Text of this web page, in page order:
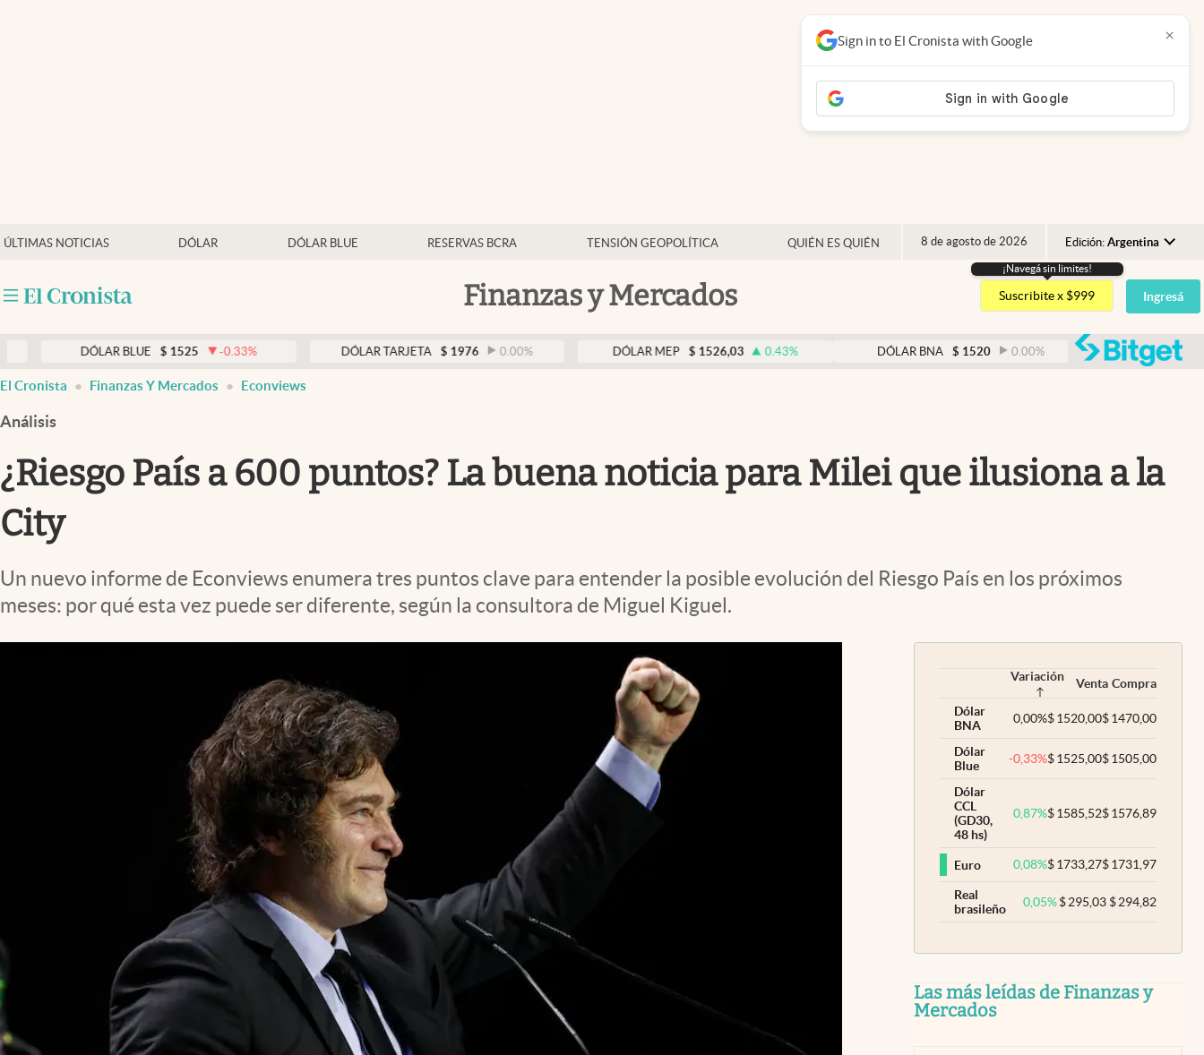
ÚLTIMAS NOTICIAS DÓLAR DÓLAR BLUE RESERVAS BCRA TENSIÓN GEOPOLÍTICA QUIÉN ES QUIÉN 8 de agosto de 2026 Edición: Argentina
Argentina
España
USA
Finanzas y Mercados
Mercados Online
Otras secciones
Clima
Mundial 2026
Eventos Corporativos
El Cronista Studio
Mediakit
¡Navegá sin limites!
Suscribite x $999 Ingresá
DÓLAR BLUE $ 1525 -0.33 % DÓLAR TARJETA $ 1976 0.00 % DÓLAR MEP $ 1526,03 0.43 % DÓLAR BNA $ 1520 0.00 % DÓLAR BLUE $
Sign in to El Cronista with Google ×
El Cronista Finanzas Y Mercados Econviews
Análisis
¿Riesgo País a 600 puntos? La buena noticia para Milei que ilusiona a la
City
Un nuevo informe de Econviews enumera tres puntos clave para entender la posible evolución del Riesgo País en los próximos
meses: por qué esta vez puede ser diferente, según la consultora de Miguel Kiguel.
Variación Venta Compra
Dólar
BNA
0,00%$1520,00$1470,00
Dólar
Blue
-0,33%$1525,00$1505,00
Dólar
CCL
(GD30,
48 hs)
0,87%$1585,52$1576,89
Euro 0,08%$1733,27$1731,97
Real
brasileño
0,05% $295,03 $294,82
Las más leídas de Finanzas y
Mercados